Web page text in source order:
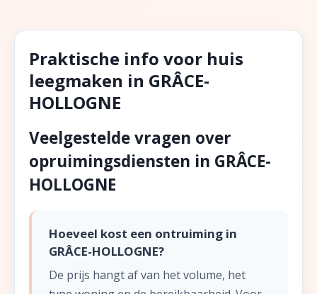
Praktische info voor huis
leegmaken in GRÂCE-
HOLLOGNE
Veelgestelde vragen over
opruimingsdiensten in GRÂCE-
HOLLOGNE
Hoeveel kost een ontruiming in
GRÂCE-HOLLOGNE?
De prijs hangt af van het volume, het